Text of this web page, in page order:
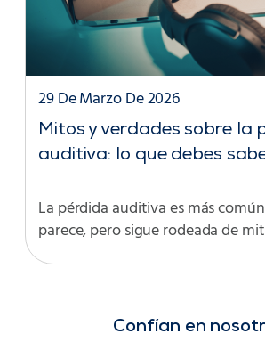
Mitos y verdades sobre la
auditiva: lo que debes
29 De Marzo De 2026
La pérdida auditiva es más
parece, pero sigue rodeada de
Confían en